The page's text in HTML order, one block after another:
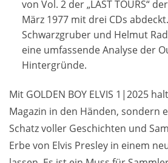
von Vol. 2 der „LAST TOURS“
März 1977 mit drei CDs
Schwarzgruber und Helmut
eine umfassende Analyse der
Hintergründe.
Mit GOLDEN BOY ELVIS 1|2025
Magazin in den Händen, sondern
Schatz voller Geschichten und
Erbe von Elvis Presley in einem